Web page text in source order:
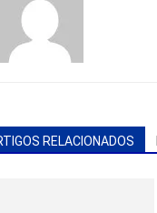
RELACIONADOS